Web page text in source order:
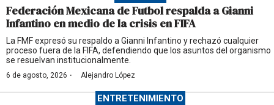
Federación Mexicana de Futbol respalda a Gianni
Infantino en medio de la crisis en FIFA
La FMF expresó su respaldo a Gianni Infantino y rechazó cualquier
proceso fuera de la FIFA, defendiendo que los asuntos del organismo
se resuelvan institucionalmente.
6 de agosto, 2026 · Alejandro López
ENTRETENIMIENTO